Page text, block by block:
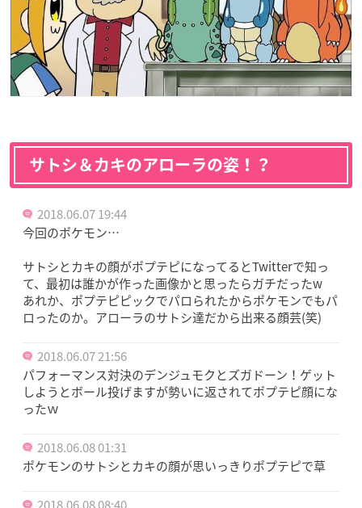
サトシ＆カキのアローラの姿！？
2018.06.07 19:44
今回のポケモン…
サトシとカキの顔がポプテピになってるとTwitterで知っ
て、最初は誰かが作った画像かと思ったらガチだったw
あれか、ポプテピピックでパロられたからポケモンでもパ
ロったのか。アローラのサトシ達だから出来る顔芸(笑)
2018.06.07 21:56
パフォーマンス対決のデンジュモクとズガドーン！ゲット
しようとボール投げますが勢いに返されてポプテピ顔にな
ったｗ
2018.06.08 01:31
ポケモンのサトシとカキの顔が思いっきりポプテピで草